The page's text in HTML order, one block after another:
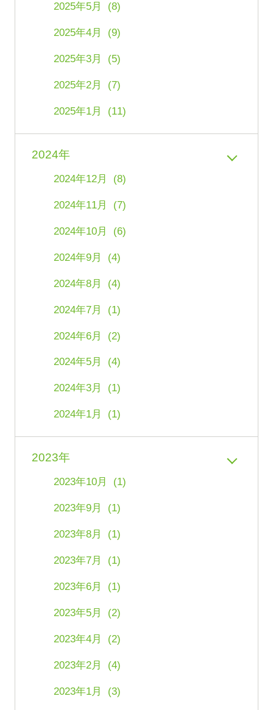
2025年5月 (8)
2025年4月 (9)
2025年3月 (5)
2025年2月 (7)
2025年1月 (11)
2024年
2024年12月 (8)
2024年11月 (7)
2024年10月 (6)
2024年9月 (4)
2024年8月 (4)
2024年7月 (1)
2024年6月 (2)
2024年5月 (4)
2024年3月 (1)
2024年1月 (1)
2023年
2023年10月 (1)
2023年9月 (1)
2023年8月 (1)
2023年7月 (1)
2023年6月 (1)
2023年5月 (2)
2023年4月 (2)
2023年2月 (4)
2023年1月 (3)